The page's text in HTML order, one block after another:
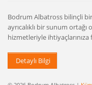
Bodrum Albatross bilinçli
ayrıcalıklı bir sunum
hizmetleriyle
Detaylı Bilgi